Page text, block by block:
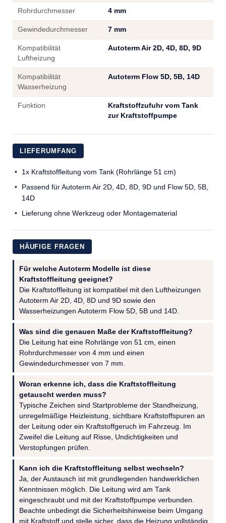
Rohrdurchmesser 4 mm
Gewindedurchmesser 7 mm
Kompatibilität
Luftheizung
Autoterm Air 2D, 4D, 8D, 9D
Kompatibilität
Wasserheizung
Autoterm Flow 5D, 5B, 14D
Funktion
Kraftstoffzufuhr vom Tank
zur Kraftstoffpumpe
LIEFERUMFANG
1x Kraftstoffleitung vom Tank (Rohrlänge 51 cm)
Passend für Autoterm Air 2D, 4D, 8D, 9D und Flow 5D, 5B,
14D
Lieferung ohne Werkzeug oder Montagematerial
HÄUFIGE FRAGEN
Für welche Autoterm Modelle ist diese
Kraftstoffleitung geeignet?
Die Kraftstoffleitung ist kompatibel mit den Luftheizungen
Autoterm Air 2D, 4D, 8D und 9D sowie den
Wasserheizungen Autoterm Flow 5D, 5B und 14D.
Was sind die genauen Maße der Kraftstoffleitung?
Die Leitung hat eine Rohrlänge von 51 cm, einen
Rohrdurchmesser von 4 mm und einen
Gewindedurchmesser von 7 mm.
Woran erkenne ich, dass die Kraftstoffleitung
getauscht werden muss?
Typische Zeichen sind Startprobleme der Standheizung,
unregelmäßige Heizleistung, sichtbare Kraftstoffspuren an
der Leitung oder ein Kraftstoffgeruch im Fahrzeug. Im
Zweifel die Leitung auf Risse, Undichtigkeiten und
Verstopfungen prüfen.
Kann ich die Kraftstoffleitung selbst wechseln?
Ja, der Austausch ist mit grundlegenden handwerklichen
Kenntnissen möglich. Die Leitung wird am Tank
eingeschraubt und mit der Kraftstoffpumpe verbunden.
Beachte unbedingt die Sicherheitshinweise beim Umgang
mit Kraftstoff und stelle sicher, dass die Heizung vollständig